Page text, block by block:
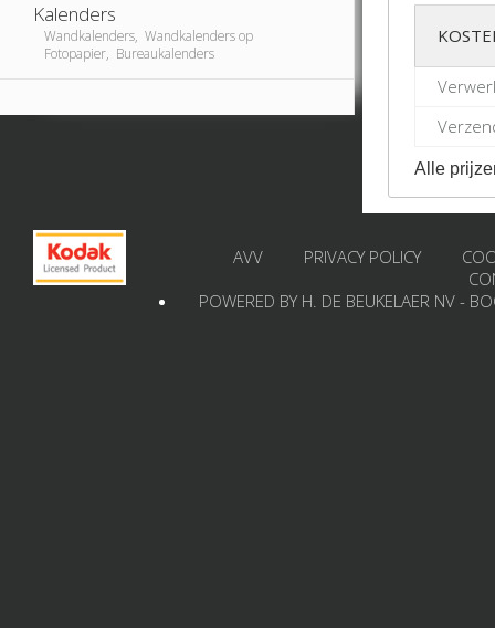
Kalenders
Wandkalenders, Wandkalenders op
Fotopapier, Bureaukalenders
Alle
AVV PRIVACY POLICY
POWERED BY H. DE BEUKELAER NV -